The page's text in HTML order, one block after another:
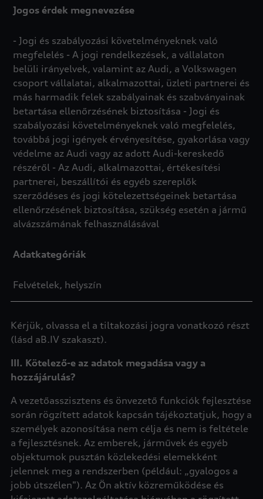
Jogos érdek megnevezése
- Jogi és szabályozási követelményeknek való
megfelelés - A jogi rendelkezések, a vállalaton
belüli irányelvek, valamint az Audi, a Volkswagen
csoport vállalatai, alkalmazottai, üzleti partnerei és
más harmadik felek szabályainak és szabványainak
betartása ellenőrzésének biztosítása - Jogi és
szabályozási követelményeknek való megfelelés,
továbbá jogi igények érvényesítése, gyakorlása vagy
védelme az Audi vagy az adott Audi-kereskedő
részéről - Az Audi, alkalmazottai, értékesítési
partnerei, beszállítói és egyéb szereplők
szerződéses és jogi kötelezettségeinek betartása
ellenőrzésének biztosítása, szükség esetén a jármű
alvázszámának felhasználásával
Adatkategóriák
Felvételek, helyszín
Kérjük, olvassa el a tiltakozási jogra vonatkozó részt
(lásd aB.IV szakaszt).
III. Kötelező-e az adatok megadása vagy a
hozzájárulás?
A vezetőasszisztens és önvezető funkciók fejlesztése
során rögzített adatok kapcsán tájékoztatjuk, hogy a
személyek azonosítása nem célja és nem is feltétele
a fejlesztésnek. Az emberek, járművek és egyéb
objektumok pusztán közlekedési elemekként
jelennek meg a rendszerben (például: „gyalogos a
jobb útszélen"). Az Ön aktív közreműködése és